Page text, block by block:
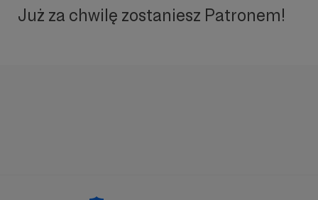
Już za chwilę zostaniesz Patronem!